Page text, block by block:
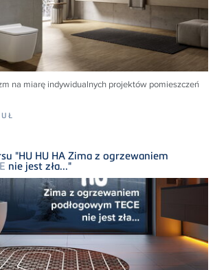
na miarę indywidualnych projektów pomieszczeń
"HU HU HA Zima z ogrzewaniem
nie jest zła..."